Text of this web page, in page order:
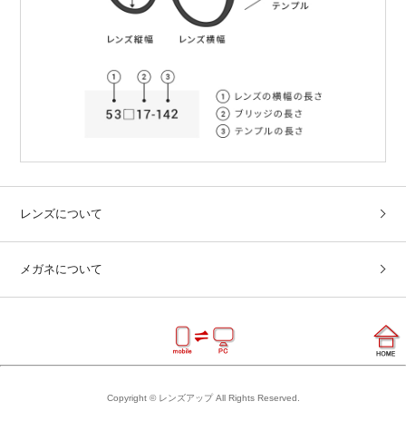
レンズについて
メガネについて
Copyright © レンズアップ All Rights Reserved.